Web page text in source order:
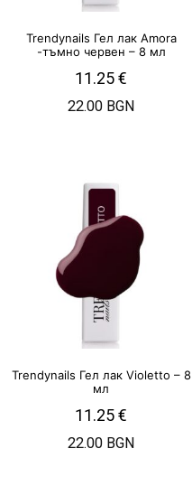
Trendynails Гел лак Amora
-тъмно червен – 8 мл
11.25€
22.00 BGN
Trendynails Гел лак Violetto – 8
мл
11.25€
22.00 BGN